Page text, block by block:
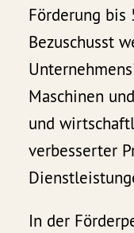
Förderung bis
Bezuschusst
Maschinen
und
verbesserter
In der